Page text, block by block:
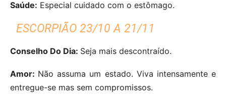
Saúde: Especial cuidado com o estômago.
ESCORPIÃO 23/10 A 21/11
Conselho Do Dia: Seja mais descontraído.
Amor: Não assuma um estado. Viva intensamente e
entregue-se mas sem compromissos.